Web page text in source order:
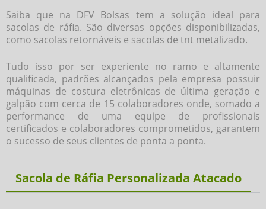
Saiba que na DFV Bolsas tem a solução ideal para
sacolas de ráfia. São diversas opções disponibilizadas,
como sacolas retornáveis e sacolas de tnt metalizado.
Tudo isso por ser experiente no ramo e altamente
qualificada, padrões alcançados pela empresa possuir
máquinas de costura eletrônicas de última geração e
galpão com cerca de 15 colaboradores onde, somado a
performance de uma equipe de profissionais
certificados e colaboradores comprometidos, garantem
o sucesso de seus clientes de ponta a ponta.
Sacola de Ráfia Personalizada Atacado